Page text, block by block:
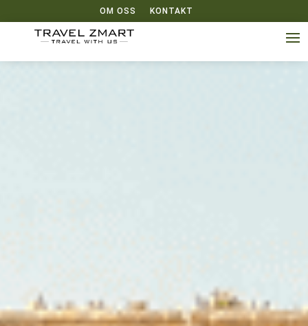
OM OSS KONTAKT